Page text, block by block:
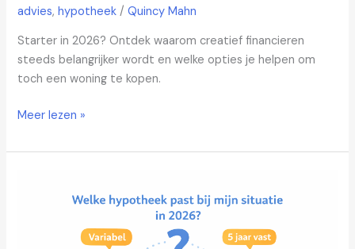
advies,hypotheek /Quincy Mahn
Starter in 2026? Ontdek waarom creatief financieren
steeds belangrijker wordt en welke opties je helpen om
toch een woning te kopen.
Meer lezen »
hypotheek